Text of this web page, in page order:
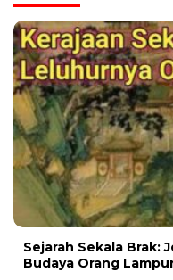
Sejarah Sekala Brak:
Budaya Orang